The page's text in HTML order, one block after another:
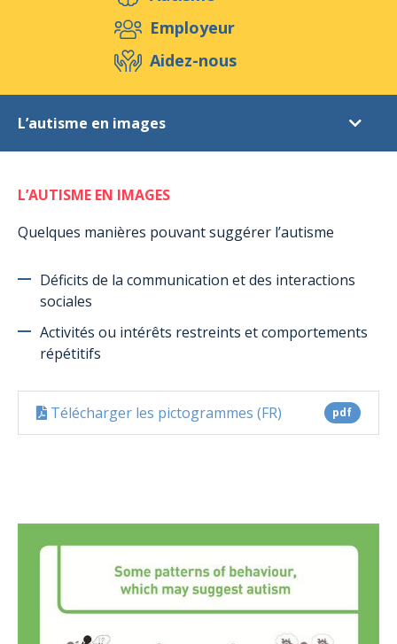
Aidez-nous
Evénements Publications Médias
Ressources & Outils
Employeur
Aidez-nous
L’autisme en images
L'Autisme
Le Syndrome d’Asperger
Statistiques
L’autisme en images
Prise en charge
Méthodes éducatives
L’AUTISME EN IMAGES
Quelques manières pouvant suggérer l’autisme
Déficits de la communication et des interactions
sociales
Activités ou intérêts restreints et comportements
répétitifs
pdf
Télécharger les pictogrammes (FR)